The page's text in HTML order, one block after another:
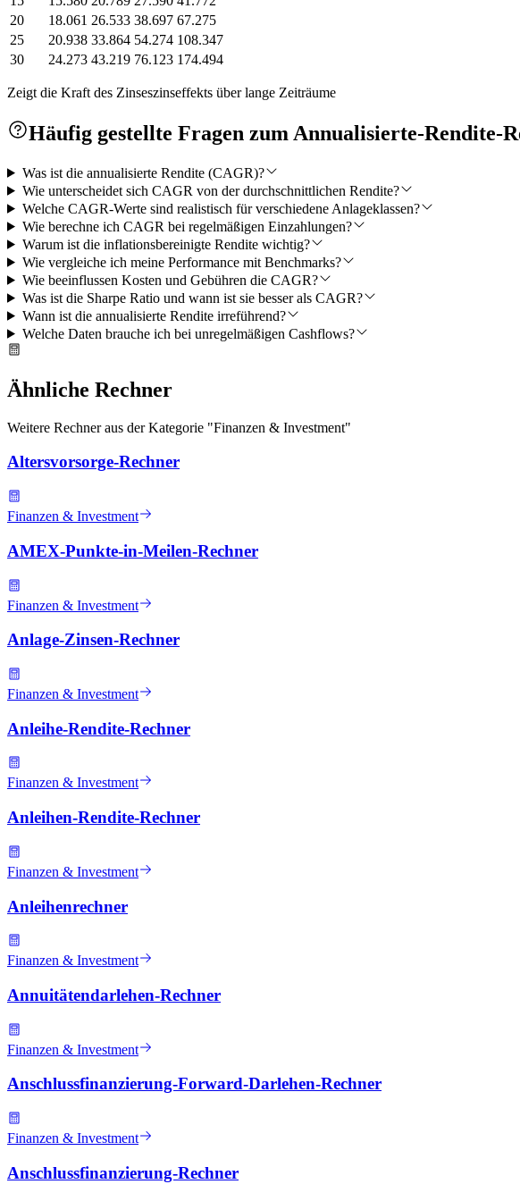
20
18.061 26.533 38.697 67.275
25
20.938 33.864 54.274 108.347
30
24.273 43.219 76.123 174.494
Zeigt die Kraft des Zinseszinseffekts über lange Zeiträume
Häufig gestellte Fragen zum Annualisierte-Rendite-
Was ist die annualisierte Rendite (CAGR)?
Wie unterscheidet sich CAGR von der durchschnittlichen Rendite?
Welche CAGR-Werte sind realistisch für verschiedene Anlageklassen?
Wie berechne ich CAGR bei regelmäßigen Einzahlungen?
Warum ist die inflationsbereinigte Rendite wichtig?
Wie vergleiche ich meine Performance mit Benchmarks?
Wie beeinflussen Kosten und Gebühren die CAGR?
Was ist die Sharpe Ratio und wann ist sie besser als CAGR?
Wann ist die annualisierte Rendite irreführend?
Welche Daten brauche ich bei unregelmäßigen Cashflows?
Ähnliche Rechner
Weitere Rechner aus der Kategorie "Finanzen & Investment"
Altersvorsorge-Rechner
Finanzen & Investment
AMEX-Punkte-in-Meilen-Rechner
Finanzen & Investment
Anlage-Zinsen-Rechner
Finanzen & Investment
Anleihe-Rendite-Rechner
Finanzen & Investment
Anleihen-Rendite-Rechner
Finanzen & Investment
Anleihenrechner
Finanzen & Investment
Annuitätendarlehen-Rechner
Finanzen & Investment
Anschlussfinanzierung-Forward-Darlehen-Rechner
Finanzen & Investment
Anschlussfinanzierung-Rechner